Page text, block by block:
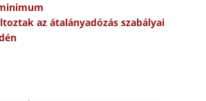
az átalányadózás szabályai